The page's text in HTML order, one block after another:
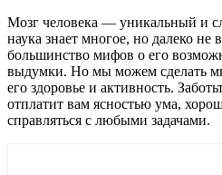
Мозг человека — уникальный и
наука знает многое, но далеко
большинство мифов о его
выдумки. Но мы можем сделать
его здоровье и активность.
отплатит вам ясностью ума,
справляться с любыми задачами.